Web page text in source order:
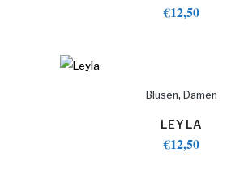
€12,50
Blusen, Damen
LEYLA
€12,50